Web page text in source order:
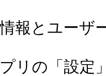
報とユーザ
の「設定